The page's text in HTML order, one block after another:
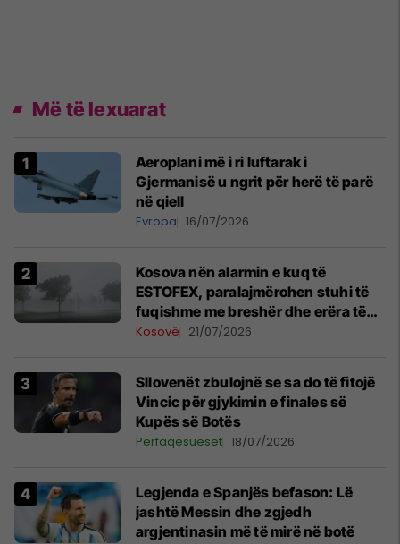
Më të lexuarat
Aeroplani më i ri luftarak i
Gjermanisë u ngrit për herë të parë
në qiell
Evropa 16/07/2026
Kosova nën alarmin e kuq të
ESTOFEX, paralajmërohen stuhi të
fuqishme me breshër dhe erëra të
forta
Kosovë 21/07/2026
Sllovenët zbulojnë se sa do të fitojë
Vincic për gjykimin e finales së
Kupës së Botës
Përfaqësueset 18/07/2026
Legjenda e Spanjës befason: Lë
jashtë Messin dhe zgjedh
argjentinasin më të mirë në botë